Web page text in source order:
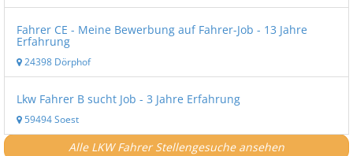
Fahrer CE - Meine Bewerbung auf Fahrer-Job - 13 Jahre
Erfahrung
24398 Dörphof
Lkw Fahrer B sucht Job - 3 Jahre Erfahrung
59494 Soest
Alle LKW Fahrer Stellengesuche ansehen